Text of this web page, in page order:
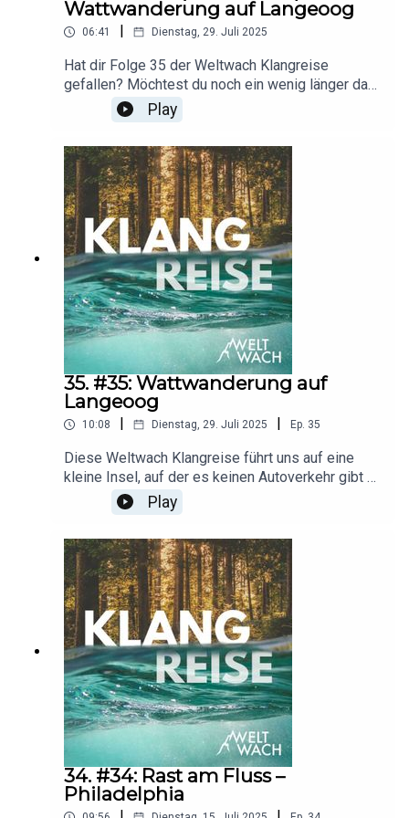
Wattwanderung auf Langeoog
06:41 | Dienstag, 29. Juli 2025
Hat dir Folge 35 der Weltwach Klangreise
gefallen? Möchtest du noch ein wenig länger das
Wattenmeer vor Langeoog erkunden? Dann
genieße dieses Add-on zur Folge: nur Geräusche,
ohne Erzählung, ohne Musik.Aufnahmen und
Postproduktion: Erik Lorenz
Play
35. #35: Wattwanderung auf
Langeoog
10:08 | Dienstag, 29. Juli 2025 | Ep. 35
Diese Weltwach Klangreise führt uns auf eine
kleine Insel, auf der es keinen Autoverkehr gibt –
dafür aber unzählige Vögel: die ostfriesische
Nordseeinsel Langeoog. Auf ihr wandern wir
zwischen Dünen, Sandriffen und Salzwiesen
umher – und schlendern durch das Wattenmeer,
ein Hotspot der biologischen Vielfalt.O-Ton-
Aufnahmen, Skript, Sprecher und Postproduktion:
Erik Lorenz
Play
34. #34: Rast am Fluss –
Philadelphia